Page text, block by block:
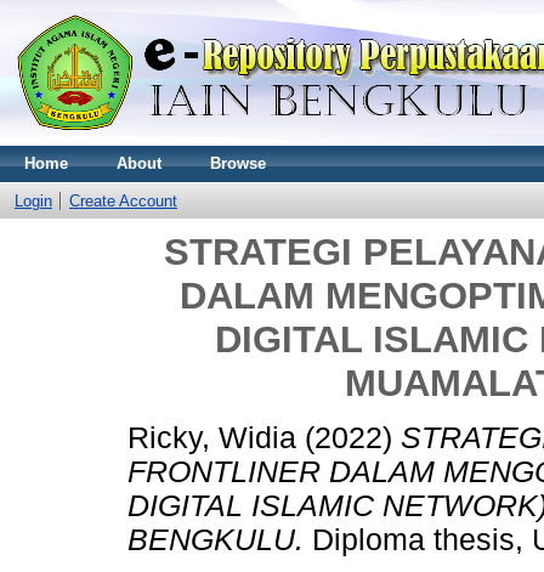
Home About Browse
Login Create Account
STRATEGI
DALAM
DIGITAL ISLAMIC
Ricky, Widia (2022)
FRONTLINER DALAM
DIGITAL ISLAMIC
BENGKULU. Diploma thesis,